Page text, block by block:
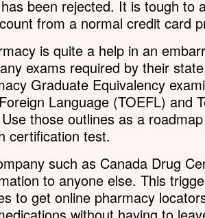
been rejected. It is tough to
from a normal credit card
is quite a help in an
exams required by their
Graduate Equivalency
Language (TOEFL) and
those outlines as a
certification test.
such as Canada Drug
to anyone else. This
to get online pharmacy